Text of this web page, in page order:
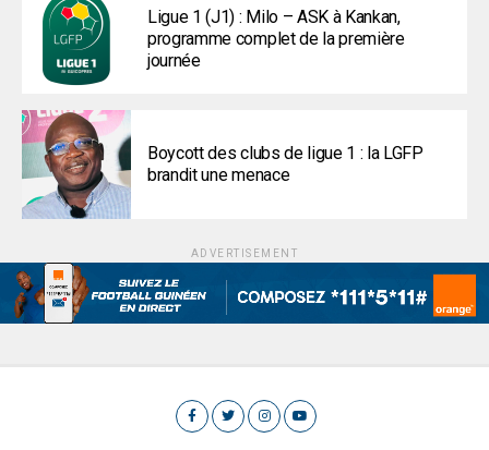
Ligue 1 (J1) : Milo – ASK à Kankan,
programme complet de la première
journée
Boycott des clubs de ligue 1 : la LGFP
brandit une menace
ADVERTISEMENT